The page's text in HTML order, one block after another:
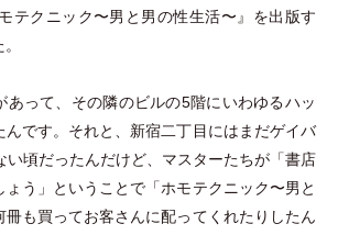
テクニック〜男と男の性生活〜』を出版す
あって、その隣のビルの5階にいわゆるハッ
んです。それと、新宿二丁目にはまだゲイバ
い頃だったんだけど、マスターたちが 「書店
ょう 」 ということで 「ホモテクニック〜男と
冊も買ってお客さんに配ってくれたりしたん